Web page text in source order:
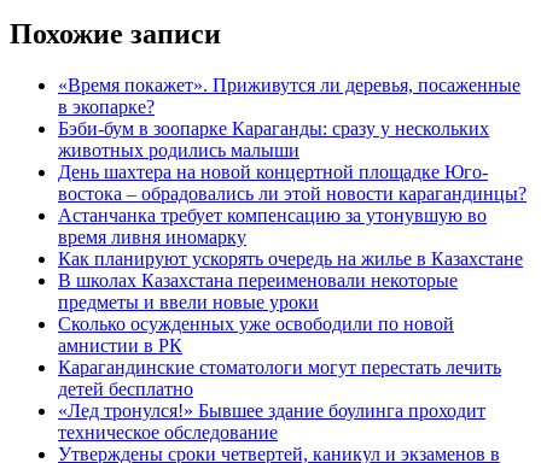
Похожие записи
«Время покажет». Приживутся ли деревья, посаженные
в экопарке?
Бэби-бум в зоопарке Караганды: сразу у нескольких
животных родились малыши
День шахтера на новой концертной площадке Юго-
востока – обрадовались ли этой новости карагандинцы?
Астанчанка требует компенсацию за утонувшую во
время ливня иномарку
Как планируют ускорять очередь на жилье в Казахстане
В школах Казахстана переименовали некоторые
предметы и ввели новые уроки
Сколько осужденных уже освободили по новой
амнистии в РК
Карагандинские стоматологи могут перестать лечить
детей бесплатно
«Лед тронулся!» Бывшее здание боулинга проходит
техническое обследование
Утверждены сроки четвертей, каникул и экзаменов в